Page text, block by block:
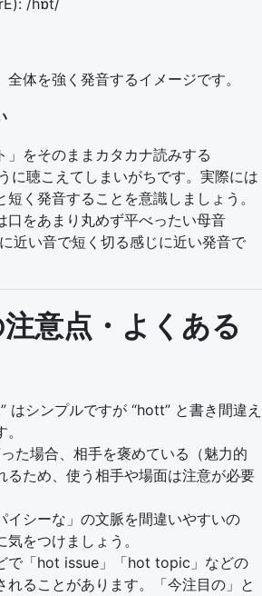
/hɒt/
体を強く発音するイメージです。
」をそのままカタカナ読みする
に聴こえてしまいがちです。実際には
短く発音することを意識しましょう。
口をあまり丸めず平べったい母音
近い音で短く切る感じに近い発音で
意点・よくある
はシンプルですが “hott” と書き間違え
った場合、相手を褒めている（魅力的
るため、使う相手や場面は注意が必要
イシーな」の文脈を間違いやすいの
をつけましょう。
で「hot issue」「hot topic」などの
れることがあります。「今注目の」と